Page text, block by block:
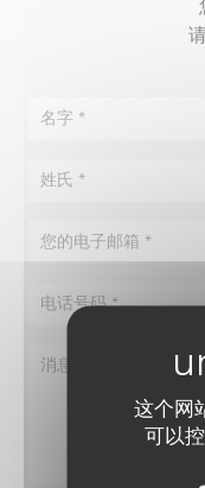
这个网
可以